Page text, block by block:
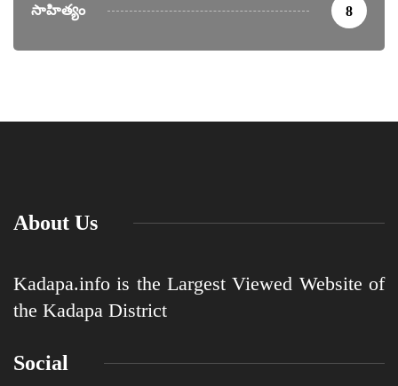
సాహిత్యం 8
About Us
Kadapa.info is the Largest Viewed Website of
the Kadapa District
Social